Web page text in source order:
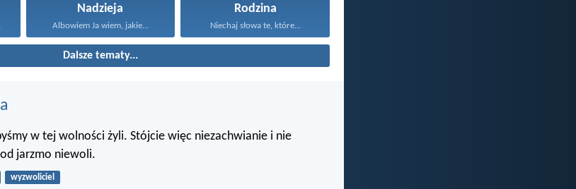
Nadzieja
Albowiem Ja wiem, jakie...
Rodzina
Niechaj słowa te, które...
Dalsze tematy...
w tej wolności żyli. Stójcie więc niezachwianie i nie
jarzmo niewoli.
wyzwoliciel